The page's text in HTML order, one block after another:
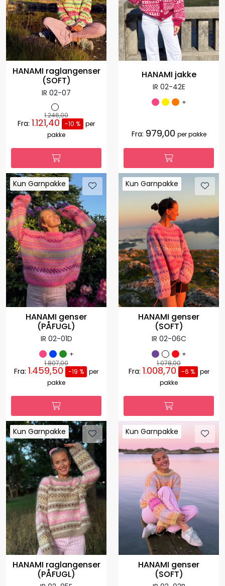
HANAMI raglangenser
(SOFT)
IR 02-07
1.246,00
Fra: 1.121,40 -10 % per
pakke
HANAMI jakke
IR 02-42E
+
Fra: 979,00 per pakke
Kun Garnpakke
Kun Garnpakke
HANAMI genser
(PÅFUGL)
IR 02-01D
+
1.807,00
Fra: 1.459,50 -19 % per
pakke
Kun Garnpakke
Kun Garnpakke
HANAMI genser
(SOFT)
IR 02-06C
+
1.078,00
Fra: 1.008,70 -6 %
per
pakke
Kun Garnpakke
Kun Garnpakke
HANAMI raglangenser
(PÅFUGL)
Kun Garnpakke
Kun Garnpakke
HANAMI genser
(SOFT)